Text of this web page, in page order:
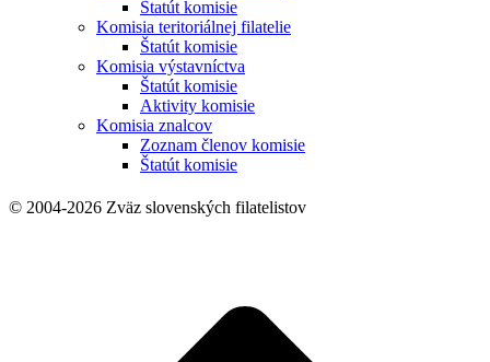
Štatút komisie
Komisia teritoriálnej filatelie
Štatút komisie
Komisia výstavníctva
Štatút komisie
Aktivity komisie
Komisia znalcov
Zoznam členov komisie
Štatút komisie
© 2004-2026 Zväz slovenských filatelistov